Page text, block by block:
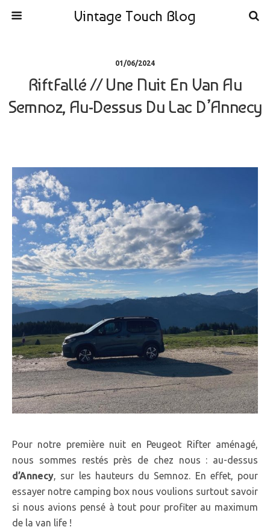
Vintage Touch Blog
01/06/2024
RiftFallé // Une Nuit En Van Au
Semnoz, Au-Dessus Du Lac D’Annecy
Pour notre première nuit en Peugeot Rifter aménagé,
nous sommes restés près de chez nous : au-dessus
d’Annecy, sur les hauteurs du Semnoz. En effet, pour
essayer notre camping box nous voulions surtout savoir
si nous avions pensé à tout pour profiter au maximum
de la van life !